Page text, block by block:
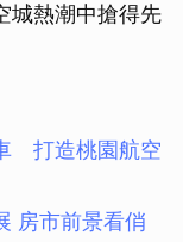
城熱潮中搶得先
打造桃園航空
房市前景看俏